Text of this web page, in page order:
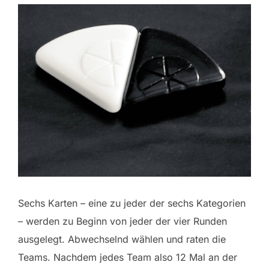
Sechs Karten – eine zu jeder der sechs Kategorien
– werden zu Beginn von jeder der vier Runden
ausgelegt. Abwechselnd wählen und raten die
Teams. Nachdem jedes Team also 12 Mal an der